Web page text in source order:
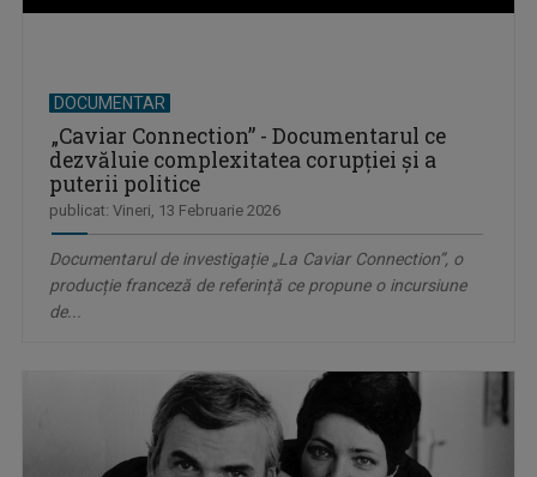
DOCUMENTAR
„Caviar Connection” - Documentarul ce
dezvăluie complexitatea corupției și a
puterii politice
publicat: Vineri, 13 Februarie 2026
Documentarul de investigație „La Caviar Connection”, o
producție franceză de referință ce propune o incursiune
de...